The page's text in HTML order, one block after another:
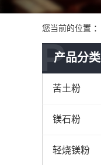
您当前的位置 ：
产品分类
P
苦土粉
镁石粉
轻烧镁粉